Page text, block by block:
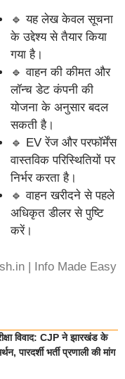
🔹 यह लेख केवल सूचना
के उद्देश्य से तैयार किया
गया है।
🔹 वाहन की कीमत और
लॉन्च डेट कंपनी की
योजना के अनुसार बदल
सकती है।
🔹 EV रेंज और परफॉर्मेंस
वास्तविक परिस्थितियों पर
निर्भर करता है।
🔹 वाहन खरीदने से पहले
अधिकृत डीलर से पुष्टि
करें।
| Info Made Easy
विवाद: CJP ने झारखंड के
पारदर्शी भर्ती प्रणाली की मांग